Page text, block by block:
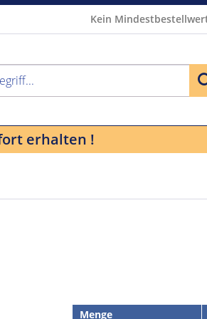
Kein
erhalten !
Menge